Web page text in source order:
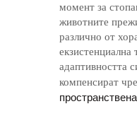
момент за
животните
различно от
екзистенциална
адаптивността
компенсират